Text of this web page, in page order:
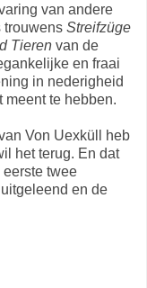
van andere
trouwens Streifzüge
Tieren van de
en fraai
in nederigheid
te hebben.
Von Uexküll heb
het terug. En dat
twee
en de